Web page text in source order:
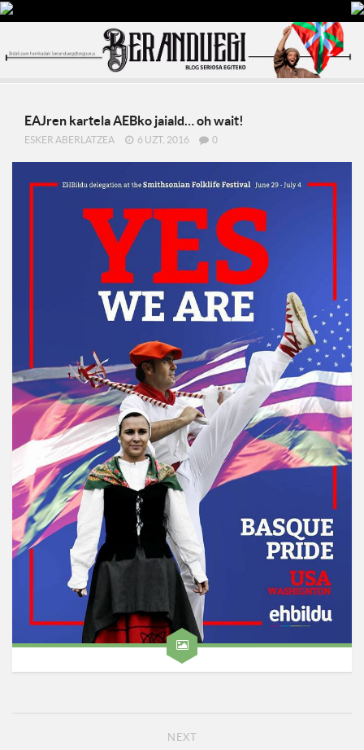
EAJren kartela AEBko jaiald… oh wait!
ESKER ABERLATZEA 6 UZT, 2016 0
NEXT